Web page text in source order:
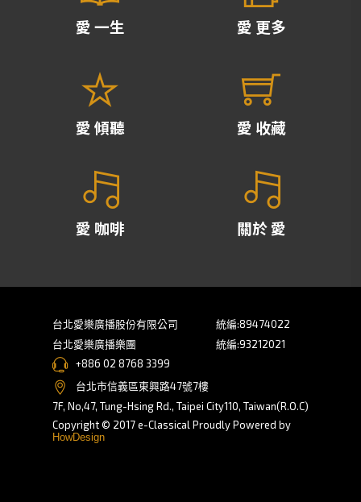
愛 一生 愛 更多
愛 傾聽 愛 收藏
愛 咖啡 關於 愛
台北愛樂廣播股份有限公司
統編:89474022
台北愛樂廣播樂團
統編:93212021
+886 02 8768 3399
台北市信義區東興路47號7樓
7F, No,47, Tung-Hsing Rd., Taipei City110, Taiwan(R.O.C)
Copyright © 2017 e-Classical Proudly Powered by
HowDesign